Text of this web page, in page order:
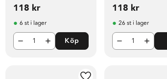
118 kr
6 st i lager
Köp
118 kr
26 st i lager